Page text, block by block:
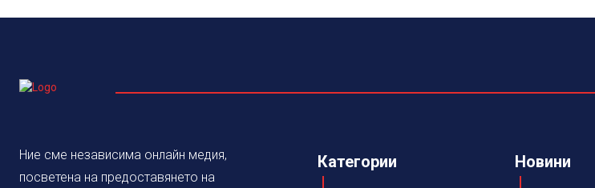
Ние сме независима онлайн медия,
посветена на предоставянето на
Категории Новини